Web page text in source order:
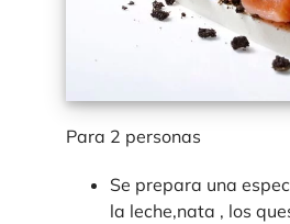
Para 2 personas
Se prepara una
la leche,nata , los